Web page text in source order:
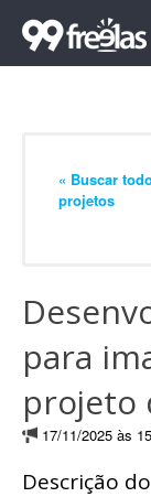
« Buscar
projetos
para
projeto
17/11/2025 às
Descrição